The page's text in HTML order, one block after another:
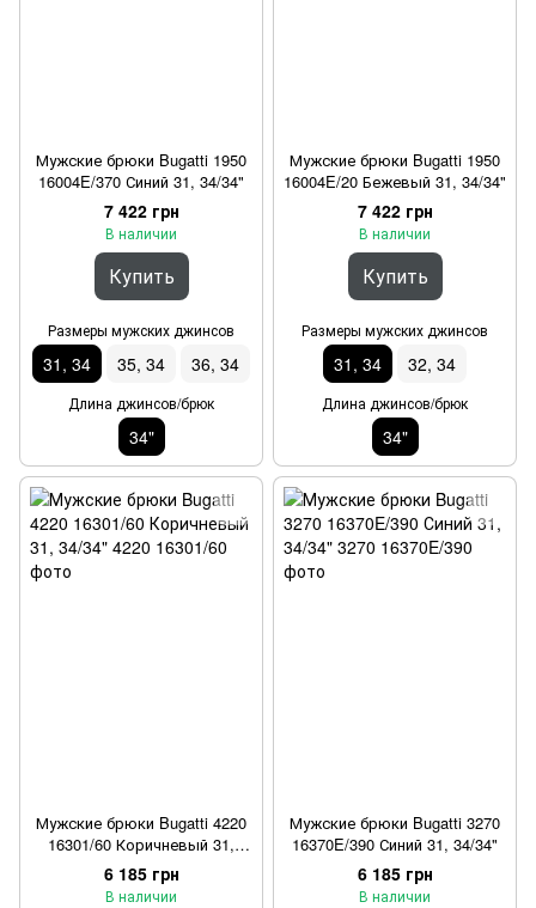
Мужские брюки Bugatti 1950
16004E/370 Синий 31, 34/34"
7 422 грн
В наличии
Купить
Размеры мужских джинсов
31, 34 35, 34 36, 34
Длина джинсов/брюк
34"
Мужские брюки Bugatti 1950
16004E/20 Бежевый 31, 34/34"
7 422 грн
В наличии
Купить
Размеры мужских джинсов
31, 34 32, 34
Длина джинсов/брюк
34"
Мужские брюки Bugatti 4220
16301/60 Коричневый 31,
34/34"
6 185 грн
В наличии
Мужские брюки Bugatti 3270
16370E/390 Синий 31, 34/34"
6 185 грн
В наличии